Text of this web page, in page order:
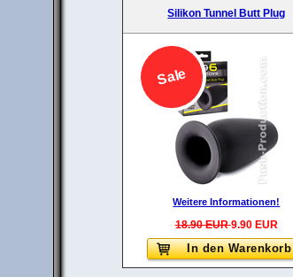
Silikon Tunnel Butt Plug
Weitere Informationen!
18.90 EUR9.90 EUR
Sale
In den Warenkorb